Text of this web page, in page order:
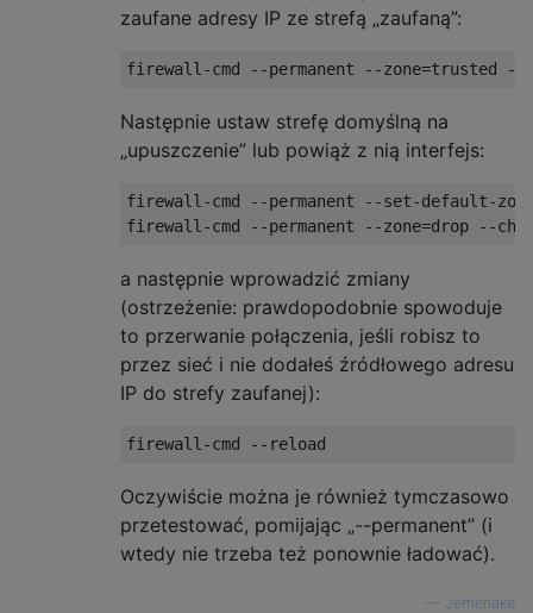
zaufane adresy IP ze strefą „zaufaną”:
Następnie ustaw strefę domyślną na
„upuszczenie” lub powiąż z nią interfejs:
firewall-cmd --permanent --set-default-
a następnie wprowadzić zmiany
(ostrzeżenie: prawdopodobnie spowoduje
to przerwanie połączenia, jeśli robisz to
przez sieć i nie dodałeś źródłowego adresu
IP do strefy zaufanej):
Oczywiście można je również tymczasowo
przetestować, pomijając „--permanent” (i
wtedy nie trzeba też ponownie ładować).
Jemenake